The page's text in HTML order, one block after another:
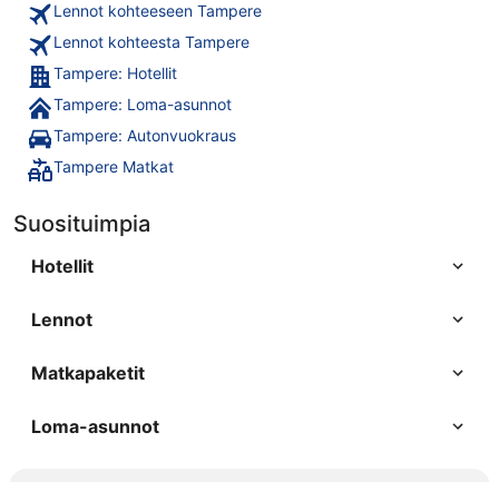
Lennot kohteeseen Tampere
Lennot kohteesta Tampere
Tampere: Hotellit
Tampere: Loma-asunnot
Tampere: Autonvuokraus
Tampere Matkat
Suosituimpia
Hotellit
Lennot
Matkapaketit
Loma-asunnot